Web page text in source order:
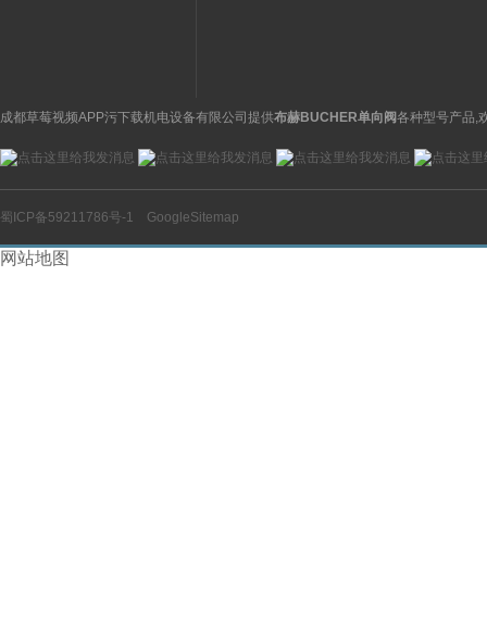
成都草莓视频APP污下载机电设备有限公司提供布赫BUCHER单向阀各种型号产品,
蜀ICP备59211786号-1 GoogleSitemap
网站地图